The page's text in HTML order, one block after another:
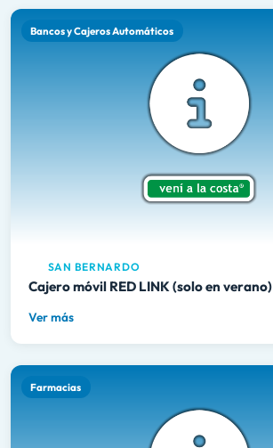
Bancos y Cajeros Automáticos
SAN BERNARDO
Cajero móvil RED LINK (solo en verano)
Ver más
Farmacias